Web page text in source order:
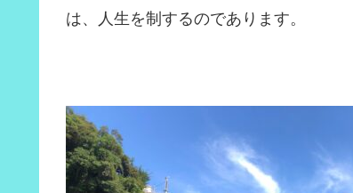
は、人生を制するのであります。